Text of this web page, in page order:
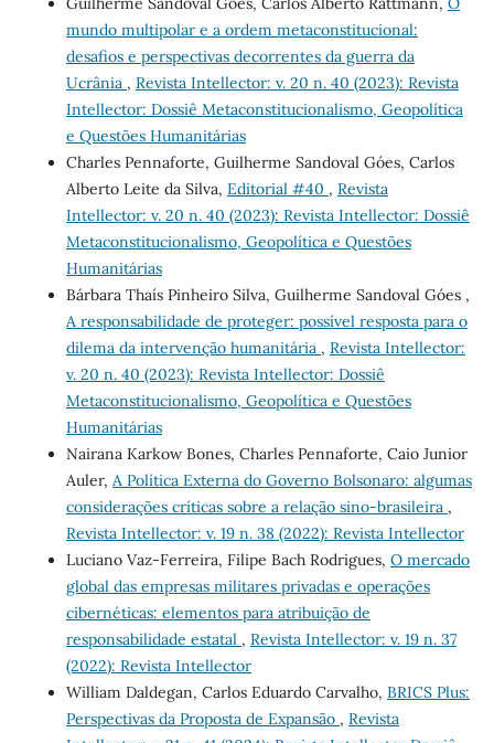
mundo multipolar e a ordem metaconstitucional:
desafios e perspectivas decorrentes da guerra da
Ucrânia , Revista Intellector: v. 20 n. 40 (2023): Revista
Intellector: Dossiê Metaconstitucionalismo, Geopolítica
e Questões Humanitárias
Charles Pennaforte, Guilherme Sandoval Góes, Carlos
Alberto Leite da Silva, Editorial #40 , Revista
Intellector: v. 20 n. 40 (2023): Revista Intellector: Dossiê
Metaconstitucionalismo, Geopolítica e Questões
Humanitárias
Bárbara Thaís Pinheiro Silva, Guilherme Sandoval Góes ,
A responsabilidade de proteger: possível resposta para o
dilema da intervenção humanitária , Revista Intellector:
v. 20 n. 40 (2023): Revista Intellector: Dossiê
Metaconstitucionalismo, Geopolítica e Questões
Humanitárias
Nairana Karkow Bones, Charles Pennaforte, Caio Junior
Auler, A Política Externa do Governo Bolsonaro: algumas
considerações críticas sobre a relação sino-brasileira ,
Revista Intellector: v. 19 n. 38 (2022): Revista Intellector
Luciano Vaz-Ferreira, Filipe Bach Rodrigues, O mercado
global das empresas militares privadas e operações
cibernéticas: elementos para atribuição de
responsabilidade estatal , Revista Intellector: v. 19 n. 37
(2022): Revista Intellector
William Daldegan, Carlos Eduardo Carvalho, BRICS Plus:
Perspectivas da Proposta de Expansão , Revista